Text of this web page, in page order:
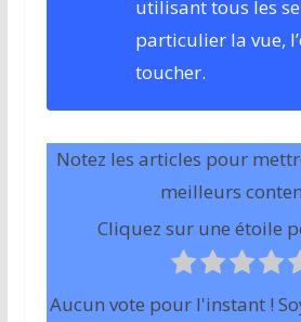
utilisant tous les
particulier la vue,
toucher.
Notez les articles pour
meilleurs
Cliquez sur une étoile
Aucun vote pour l'instant !